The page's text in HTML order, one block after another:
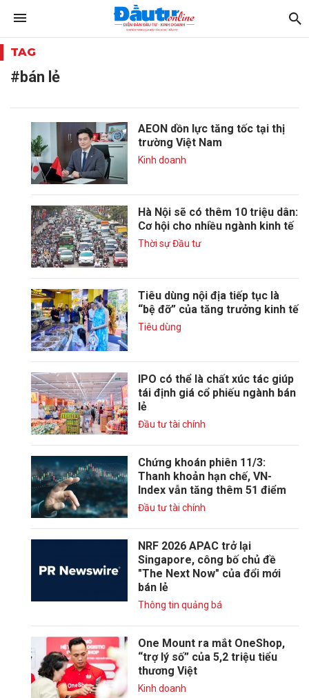
TAG
#bán lẻ
AEON dồn lực tăng tốc tại thị
trường Việt Nam
Kinh doanh
Hà Nội sẽ có thêm 10 triệu dân:
Cơ hội cho nhiều ngành kinh tế
Thời sự Đầu tư
Tiêu dùng nội địa tiếp tục là
“bệ đỡ” của tăng trưởng kinh tế
Tiêu dùng
IPO có thể là chất xúc tác giúp
tái định giá cổ phiếu ngành bán
lẻ
Đầu tư tài chính
Chứng khoán phiên 11/3:
Thanh khoản hạn chế, VN-
Index vẫn tăng thêm 51 điểm
Đầu tư tài chính
NRF 2026 APAC trở lại
Singapore, công bố chủ đề
"The Next Now" của đổi mới
bán lẻ
Thông tin quảng bá
One Mount ra mắt OneShop,
“trợ lý số” của 5,2 triệu tiểu
thương Việt
Kinh doanh